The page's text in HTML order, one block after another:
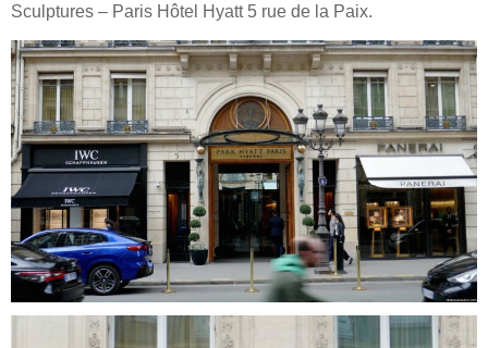
Sculptures – Paris Hôtel Hyatt 5 rue de la Paix.